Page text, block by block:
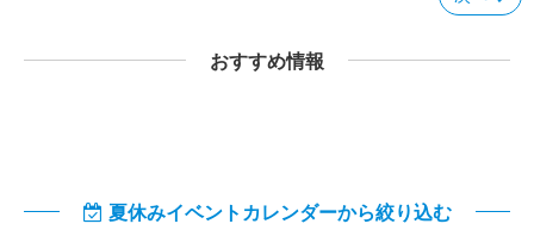
おすすめ情報
夏休みイベントカレンダーから絞り込む